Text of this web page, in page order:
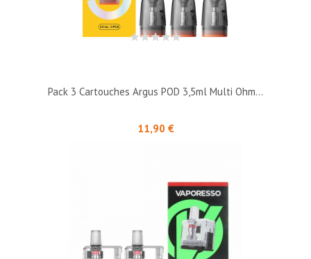
Pack 3 Cartouches Argus POD 3,5ml Multi Ohm...
11,90 €Prix